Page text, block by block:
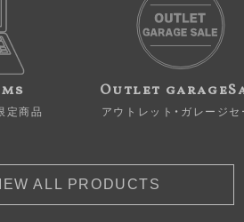
定商品
Outlet
アウトレット・ガレージセ
ALL PRODUCTS